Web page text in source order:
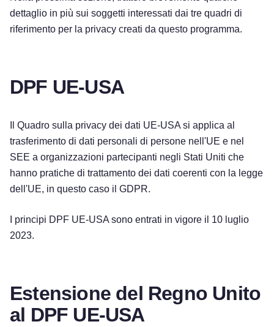
dettaglio in più sui soggetti interessati dai tre quadri di
riferimento per la privacy creati da questo programma.
DPF UE-USA
Il Quadro sulla privacy dei dati UE-USA si applica al
trasferimento di dati personali di persone nell'UE e nel
SEE a organizzazioni partecipanti negli Stati Uniti che
hanno pratiche di trattamento dei dati coerenti con la legge
dell'UE, in questo caso il GDPR.
I principi DPF UE-USA sono entrati in vigore il 10 luglio
2023.
Estensione del Regno Unito
al DPF UE-USA